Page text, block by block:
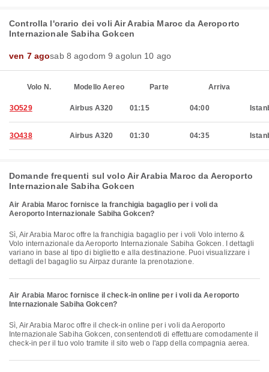
Controlla l'orario dei voli Air Arabia Maroc da Aeroporto
Internazionale Sabiha Gokcen
ven 7 agosab 8 agodom 9 agolun 10 ago
Volo N. Modello Aereo Parte Arriva
3O529 Airbus A320 01:15 04:00
3O438 Airbus A320 01:30 04:35
Domande frequenti sul volo Air Arabia Maroc da Aeroporto
Internazionale Sabiha Gokcen
Air Arabia Maroc fornisce la franchigia bagaglio per i voli da
Aeroporto Internazionale Sabiha Gokcen?
Sì, Air Arabia Maroc offre la franchigia bagaglio per i voli Volo interno &
Volo internazionale da Aeroporto Internazionale Sabiha Gokcen. I dettagli
variano in base al tipo di biglietto e alla destinazione. Puoi visualizzare i
dettagli del bagaglio su Airpaz durante la prenotazione.
Air Arabia Maroc fornisce il check-in online per i voli da Aeroporto
Internazionale Sabiha Gokcen?
Sì, Air Arabia Maroc offre il check-in online per i voli da Aeroporto
Internazionale Sabiha Gokcen, consentendoti di effettuare comodamente il
check-in per il tuo volo tramite il sito web o l'app della compagnia aerea.